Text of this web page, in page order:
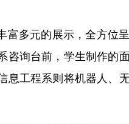
多元的展示，全方位
询台前，学生制作的
工程系则将机器人、